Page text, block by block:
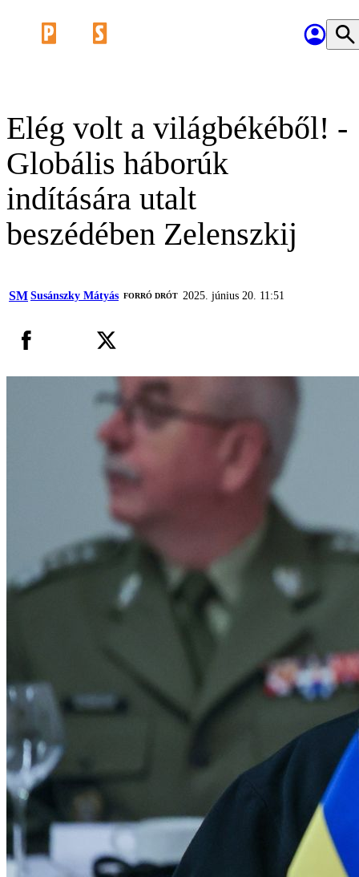
Elég volt a világbékéből! -
Globális háborúk
indítására utalt
beszédében Zelenszkij
SM Susánszky Mátyás FORRÓ DRÓT 2025. június 20. 11:51